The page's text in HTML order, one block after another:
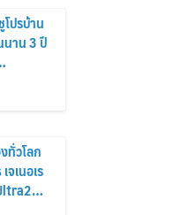
ปรบ้าน
าน 3 ปี
ทธิพิเศษ
ทั่วโลก
จเนอเร
รุ่น